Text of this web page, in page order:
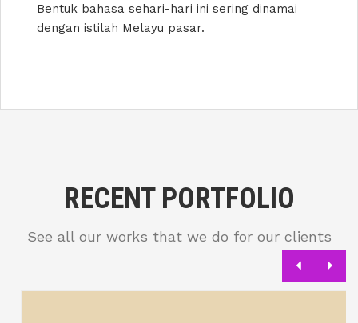
Bentuk bahasa sehari-hari ini sering dinamai
dengan istilah Melayu pasar.
RECENT PORTFOLIO
See all our works that we do for our clients